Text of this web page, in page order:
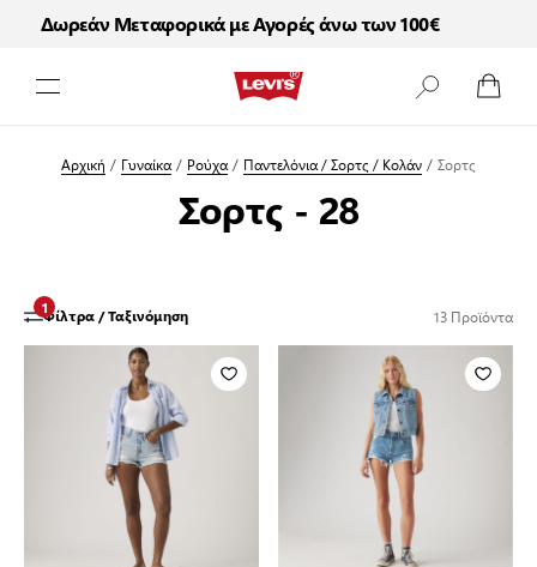
Δωρεάν Μεταφορικά με Αγορές άνω των 100€
Αρχική / Γυναίκα/ Ρούχα/ Παντελόνια / Σορτς / Κολάν/Σορτς
Σορτς - 28
Φίλτρα / Ταξινόμηση
1 13Προϊόντα